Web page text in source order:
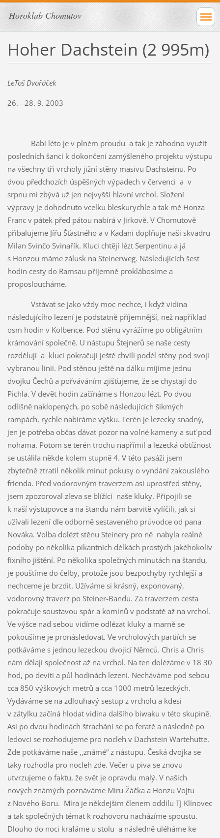
Horoklub Chomutov
Hoher Dachstein (2 995m)
LeToš Dvořáček
26. - 28. 9. 2003
Babí léto je v plném proudu a tak je záhodno využít
posledních šancí k dokončení zamýšleného projektu výstupu
na všechny tři vrcholy jižní stěny masivu Dachsteinu. Po
dvou předchozích úspěšných výpadech v červenci a v
srpnu mi zbývá už jen nejvyšší hlavní vrchol. Složení
výpravy je dohodnuto vcelku bleskurychle a tak mě Honza
Franc v pátek před pátou nabírá v Jirkově. V Chomutově
přibalujeme Jířu Šťastného a v Kadani doplňuje naši skvadru
Milan Svinčo Svinařík. Kluci chtějí lézt Serpentinu a já
s Honzou máme zálusk na Steinerweg. Následujících šest
hodin cesty do Ramsau příjemně proklábosíme a
proposloucháme.
Vstávat se jako vždy moc nechce, i když vidina
následujícího lezení je podstatně příjemnější, než například
osm hodin v Kolbence. Pod stěnu vyrážíme po obligátním
krámování společně. U nástupu Štejnerů se naše cesty
rozdělují a kluci pokračují ještě chvíli podél stěny pod svoji
vybranou linii. Pod stěnou ještě na dálku míjíme jednu
dvojku Čechů a pořváváním zjišťujeme, že se chystají do
Pichla. V devět hodin začínáme s Honzou lézt. Po dvou
odlišně naklopených, po sobě následujících šikmých
rampách, rychle nabíráme výšku. Terén je lezecky snadný,
jen je potřeba občas dávat pozor na volné kameny a suť pod
nohama. Potom se terén trochu napřímil a lezecká obtížnost
se ustálila někde kolem stupně 4. V této pasáži jsem
zbytečně ztratil několik minut pokusy o vyndání zakouslého
frienda. Před vodorovným traverzem asi uprostřed stěny,
jsem zpozoroval zleva se blížící naše kluky. Připojili se
k naší výstupovce a na štandu nám barvitě vylíčili, jak si
užívali lezení dle odborně sestaveného průvodce od pana
Nováka. Volba dolézt stěnu Steinery pro ně nabyla reálné
podoby po několika pikantních délkách prostých jakéhokoliv
fixního jištění. Po několika společných minutách na štandu,
je pouštíme do čelby, protože jsou bezpochyby rychlejší a
nechceme je brzdit. Užíváme si krásný, exponovaný,
vodorovný traverz po Steiner-Bandu. Za traverzem cesta
pokračuje soustavou spár a komínů v podstatě až na vrchol.
Ve výšce nad sebou vidíme odlézat kluky a marně se
pokoušíme je pronásledovat. Ve vrcholových partiích se
potkáváme s jednou lezeckou dvojicí Němců. Chris a Chris
nám dělají společnost až na vrchol. Na ten dolézáme v 18 30
hod, po devíti a půl hodinách lezení. Necháváme pod sebou
cca 850 výškových metrů a cca 1000 metrů lezeckých.
Vydáváme se na zdlouhavý sestup z vrcholu a kdesi
v zátylku začíná hlodat vidina dalšího biwaku v této skupině.
Asi po dvou hodinách štrachání se po feratě a následně po
ledovci se rozhodujeme pro nocleh v Dachstein Wartehutte.
Zde potkáváme naše ,,známé“ z nástupu. Česká dvojka se
taky rozhodla pro nocleh zde. Večer u piva se znovu
utvrzujeme o faktu, že svět je opravdu malý. V našich
nových známých poznáváme Míru Žáčka a Honzu Vojtu
z Nového Boru. Míra je někdejším členem oddílu TJ Klínovec
a tak společných témat k rozhovoru nacházíme spoustu.
Dlouho do noci krafáme u stolu a následně uléháme ke